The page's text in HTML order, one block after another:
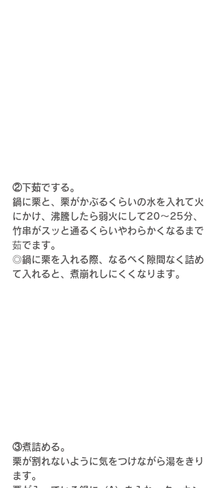
②下茹でする。
鍋に栗と、栗がかぶるくらいの水を入れて火
にかけ、沸騰したら弱火にして20〜25分、
竹串がスッと通るくらいやわらかくなるまで
茹でます。
◎鍋に栗を入れる際、なるべく隙間なく詰め
て入れると、煮崩れしにくくなります。
③煮詰める。
栗が割れないように気をつけながら湯をきり
ます。